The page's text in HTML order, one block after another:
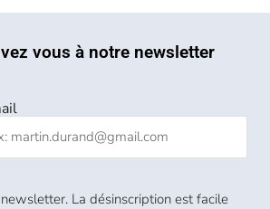
vous à notre newsletter
La désinscription est facile